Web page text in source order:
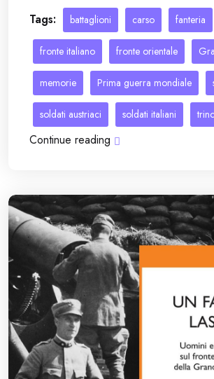
Tags: battaglioni carso fanteria
fronte italiano fronte orientale
memorie Prima guerra mondiale
soldati austriaci soldati italiani
Continue reading